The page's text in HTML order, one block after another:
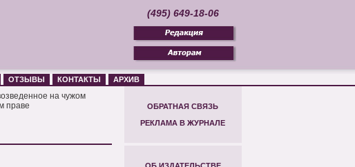
(495) 649-18-06
ОТЗЫВЫ КОНТАКТЫ
АРХИВ
на чужом
праве
ОБРАТНАЯ СВЯЗЬ
РЕКЛАМА В ЖУРНАЛЕ